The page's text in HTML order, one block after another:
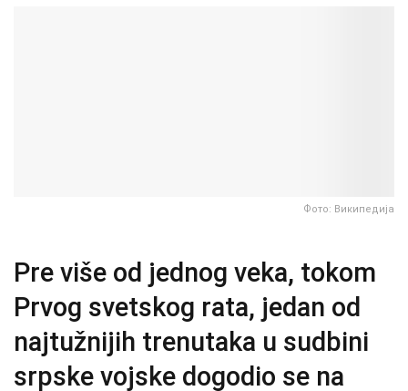
Фото: Википедија
Pre više od jednog veka, tokom
Prvog svetskog rata, jedan od
najtužnijih trenutaka u sudbini
srpske vojske dogodio se na